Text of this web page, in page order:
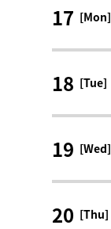
17 [Mon]
18 [Tue]
19 [Wed]
20 [Thu]